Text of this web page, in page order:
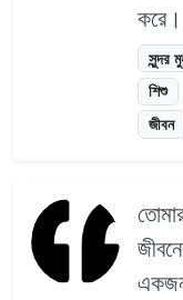
করে।
সুন্দর
শিশু
জীবন